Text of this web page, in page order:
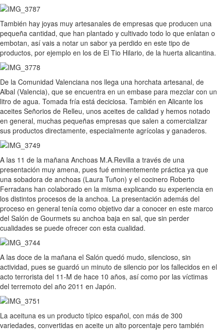
También hay joyas muy artesanales de empresas que producen una
pequeña cantidad, que han plantado y cultivado todo lo que enlatan o
embotan, así vais a notar un sabor ya perdido en este tipo de
productos, por ejemplo en los de El Tio Hilario, de la huerta alicantina.
De la Comunidad Valenciana nos llega una horchata artesanal, de
Albal (Valencia), que se encuentra en un embase para mezclar con un
litro de agua. Tomada fría está deciciosa. También en Alicante los
aceites Señorios de Relleu, unos aceites de calidad y hemos notado
en general, muchas pequeñas empresas que salen a comercializar
sus productos directamente, especialmente agrícolas y ganaderos.
A las 11 de la mañana Anchoas M.A.Revilla a través de una
presentación muy amena, pues fué eminentemente práctica ya que
una sobadora de anchoas (Laura Tuñon) y el cocinero Roberto
Ferradans han colaborado en la misma explicando su experiencia en
los distintos procesos de la anchoa. La presentación además del
proceso en general tenía como objetivo dar a conocer en este marco
del Salón de Gourmets su anchoa baja en sal, que sin perder
cualidades se puede ofrecer con esta cualidad.
A las doce de la mañana el Salón quedó mudo, silencioso, sin
actividad, pues se guardó un minuto de silencio por los fallecidos en el
acto terrorista del 11-M de hace 10 años, así como por las víctimas
del terremoto del año 2011 en Japón.
La aceituna es un producto típico español, con más de 300
variedades, convertidas en aceite un alto porcentaje pero también